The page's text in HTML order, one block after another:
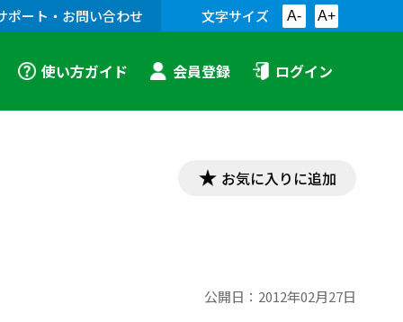
ポート・お問い合わせ 文字サイズ A- A+
使い方ガイド 会員登録 ログイン
お気に入りに追加
公開日： 2012年02月27日